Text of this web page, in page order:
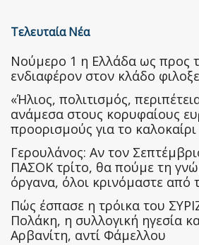
Τελευταία Νέα
Nούμερο 1 η Ελλάδα ως προς
ενδιαφέρον στον κλάδο
«Ήλιος, πολιτισμός,
ανάμεσα στους κορυφαίους
προορισμούς για το καλοκαίρι
Γερουλάνος: Αν τον
ΠΑΣΟΚ τρίτο, θα πούμε τη
όργανα, όλοι κρινόμαστε από
Πώς έσπασε η τρόικα του
Πολάκη, η συλλογική ηγεσία
Αρβανίτη, αντί Φάμελλου